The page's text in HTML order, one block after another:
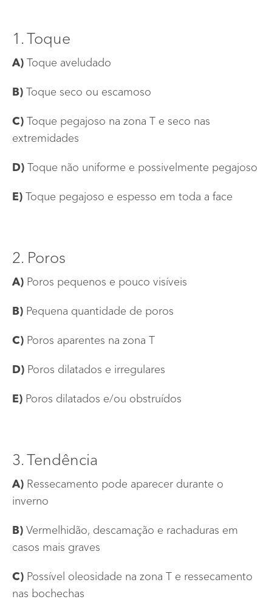
1. Toque
A)Toque aveludado
B)Toque seco ou escamoso
C)Toque pegajoso na zona T e seco nas
extremidades
D)Toque não uniforme e possivelmente pegajoso
E)Toque pegajoso e espesso em toda a face
2. Poros
A) Poros pequenos e pouco visíveis
B) Pequena quantidade de poros
C) Poros aparentes na zona T
D) Poros dilatados e irregulares
E) Poros dilatados e/ou obstruídos
3. Tendência
A) Ressecamento pode aparecer durante o
inverno
B)Vermelhidão, descamação e rachaduras em
casos mais graves
C) Possível oleosidade na zona T e ressecamento
nas bochechas